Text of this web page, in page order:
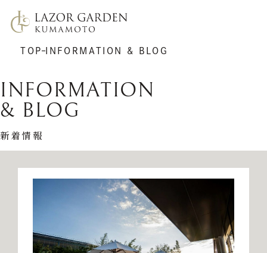
TOP
サポート
料理
施設紹介
新着情報
アクセス
ギャラリー
ゲストの皆さまへ
TOP INFORMATION & BLOG
INFORMATION
& BLOG
新着情報